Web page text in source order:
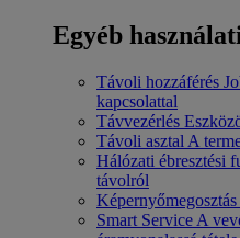
Egyéb
Távoli hozzáférés
kapcsolattal
Távvezérlés
Távoli asztal A
Hálózati ébresztési
távolról
Képernyőmegosztás
Smart Service A